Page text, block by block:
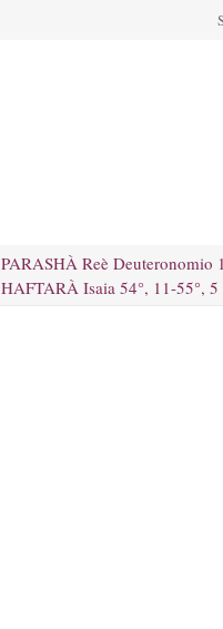
PARASHÀ Reè Deuteronomio
HAFTARÀ Isaia 54°, 11-55°, 5